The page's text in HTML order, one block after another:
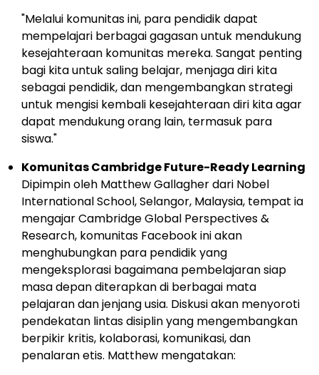
"Melalui komunitas ini, para pendidik dapat
mempelajari berbagai gagasan untuk mendukung
kesejahteraan komunitas mereka. Sangat penting
bagi kita untuk saling belajar, menjaga diri kita
sebagai pendidik, dan mengembangkan strategi
untuk mengisi kembali kesejahteraan diri kita agar
dapat mendukung orang lain, termasuk para
siswa."
Komunitas Cambridge Future-Ready Learning
Dipimpin oleh Matthew Gallagherdari Nobel
International School,Selangor, Malaysia, tempat ia
mengajar Cambridge Global Perspectives &
Research, komunitas Facebook ini akan
menghubungkan para pendidik yang
mengeksplorasi bagaimana pembelajaran siap
masa depan diterapkan di berbagai mata
pelajaran dan jenjang usia. Diskusi akan menyoroti
pendekatan lintas disiplin yang mengembangkan
berpikir kritis, kolaborasi, komunikasi, dan
penalaran etis. Matthew mengatakan: